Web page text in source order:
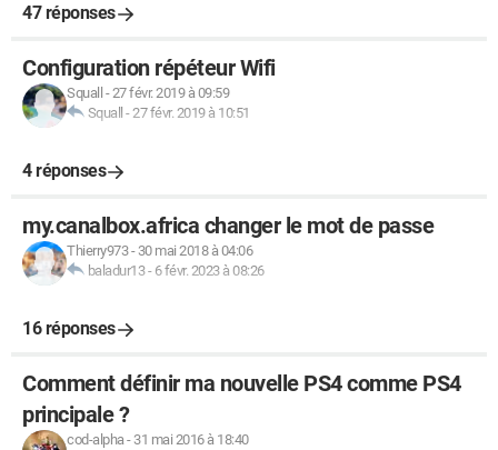
47 réponses
Configuration répéteur Wifi
Squall -27 févr. 2019 à 09:59
Squall -27 févr. 2019 à 10:51
4 réponses
my.canalbox.africa changer le mot de passe
Thierry973- 30 mai 2018 à 04:06
baladur13- 6 févr. 2023 à 08:26
16 réponses
Comment définir ma nouvelle PS4 comme PS4
principale ?
cod-alpha- 31 mai 2016 à 18:40